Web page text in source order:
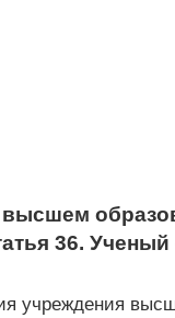
36. Ученый
учреждения